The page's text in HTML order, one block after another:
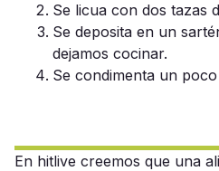
Se licua con dos tazas
Se deposita en un
dejamos cocinar.
Se condimenta un
En hitlive creemos que una